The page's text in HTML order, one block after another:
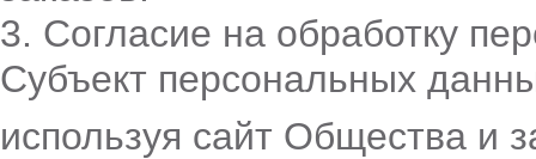
3. Согласие на обработку
Субъект персональных
используя сайт Общества и